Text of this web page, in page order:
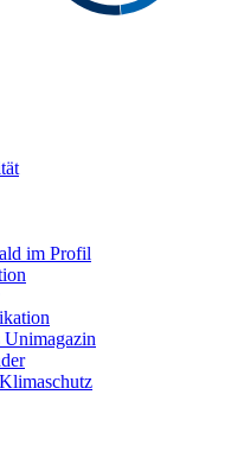
im Profil
Unimagazin